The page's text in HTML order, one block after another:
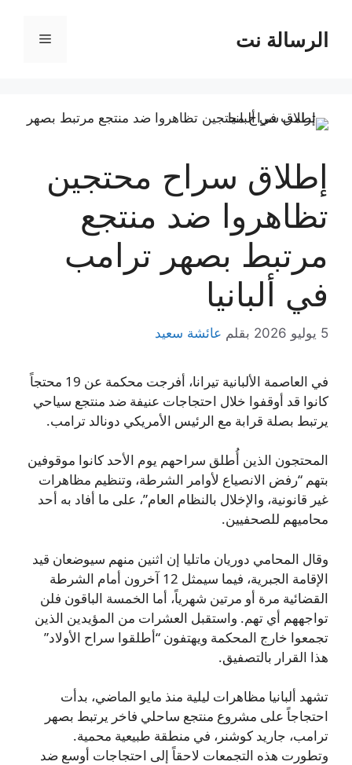
المحتوىالرسالة نت القائمة
إطلاق سراح محتجين
تظاهروا ضد منتجع
مرتبط بصهر ترامب
في ألبانيا
5 يوليو 2026 بقلم عائشة سعيد
في العاصمة الألبانية تيرانا، أفرجت محكمة عن 19 محتجاً
كانوا قد أوقفوا خلال احتجاجات عنيفة ضد منتجع سياحي
يرتبط بصلة قرابة مع الرئيس الأمريكي دونالد ترامب.
المحتجون الذين أُطلق سراحهم يوم الأحد كانوا موقوفين
بتهم “رفض الانصياع لأوامر الشرطة، وتنظيم مظاهرات
غير قانونية، والإخلال بالنظام العام”، على ما أفاد به أحد
محاميهم للصحفيين.
وقال المحامي دوريان ماتليا إن اثنين منهم سيوضعان قيد
الإقامة الجبرية، فيما سيمثل 12 آخرون أمام الشرطة
القضائية مرة أو مرتين شهرياً، أما الخمسة الباقون فلن
تواجههم أي تهم. واستقبل العشرات من المؤيدين الذين
تجمعوا خارج المحكمة ويهتفون “أطلقوا سراح الأولاد”
هذا القرار بالتصفيق.
تشهد ألبانيا مظاهرات ليلية منذ مايو الماضي، بدأت
احتجاجاً على مشروع منتجع ساحلي فاخر يرتبط بصهر
ترامب، جاريد كوشنر، في منطقة طبيعية محمية.
وتطورت هذه التجمعات لاحقاً إلى احتجاجات أوسع ضد